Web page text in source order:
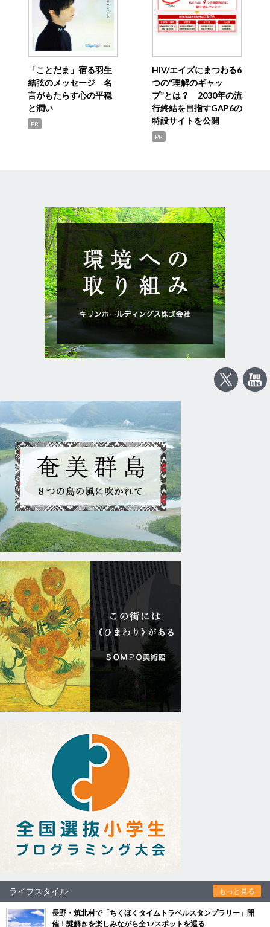
「ことだま」宿る羽生
結弦のメッセージ 名
言がもたらす心の平穏
と潤い
PR
HIV/エイズにまつわる6
つの“理解のギャッ
プ”とは？ 2030年の流
行終結を目指すGAP6の
特設サイトを公開
PR
ライフスタイル もっと見る
長野・筑北村で「ちくほくタイムトラベルスタンプラリー」開
催！謎解きを楽しみながら全17スポットを巡る